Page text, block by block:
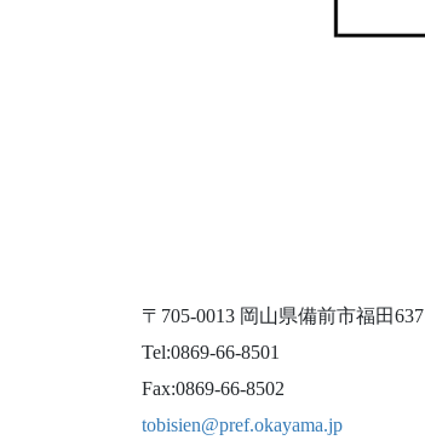
〒705-0013 岡山県備前市福田637
Tel:0869-66-8501
Fax:0869-66-8502
tobisien@pref.okayama.jp